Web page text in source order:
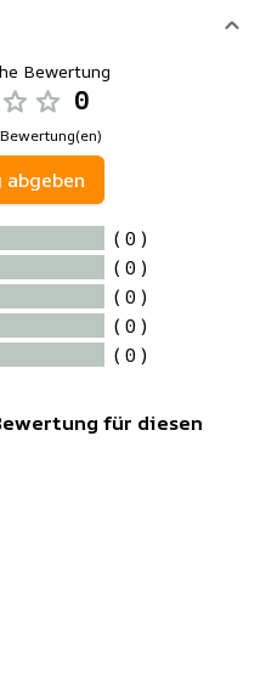
Bewertung
0
( 0 )
( 0 )
( 0 )
( 0 )
( 0 )
für diesen